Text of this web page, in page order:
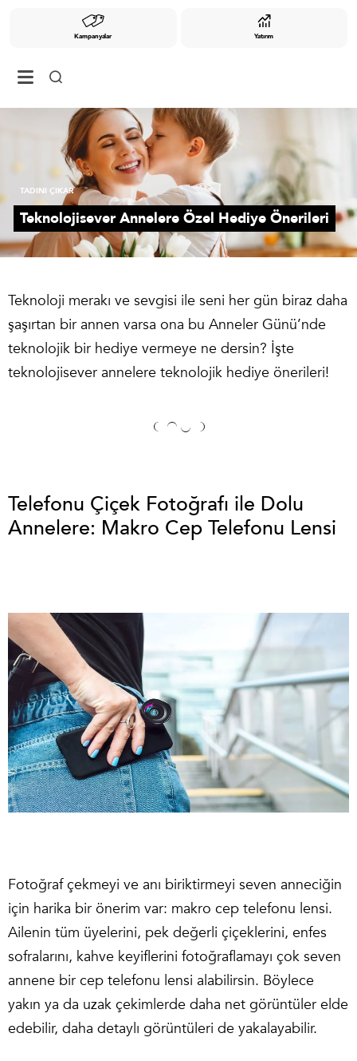
Kampanyalar Yatırım
TADINI ÇIKAR
Teknolojisever Annelere Özel Hediye Önerileri
Teknoloji merakı ve sevgisi ile seni her gün biraz daha
şaşırtan bir annen varsa ona bu Anneler Günü’nde
teknolojik bir hediye vermeye ne dersin? İşte
teknolojisever annelere teknolojik hediye önerileri!
Telefonu Çiçek Fotoğrafı ile Dolu
Annelere: Makro Cep Telefonu Lensi
Fotoğraf çekmeyi ve anı biriktirmeyi seven anneciğin
için harika bir önerim var: makro cep telefonu lensi.
Ailenin tüm üyelerini, pek değerli çiçeklerini, enfes
sofralarını, kahve keyiflerini fotoğraflamayı çok seven
annene bir cep telefonu lensi alabilirsin. Böylece
yakın ya da uzak çekimlerde daha net görüntüler elde
edebilir, daha detaylı görüntüleri de yakalayabilir.